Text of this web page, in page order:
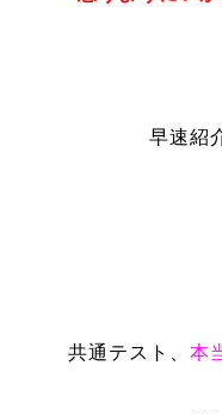
早速紹
共通テスト、 本